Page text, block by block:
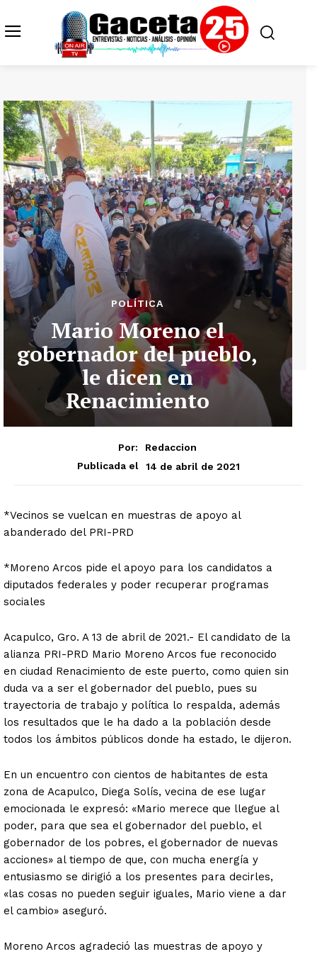
POLÍTICA
Mario Moreno el
gobernador del pueblo,
le dicen en
Renacimiento
Por:
Redaccion
Publicada el
14 de abril de 2021
*Vecinos se vuelcan en muestras de apoyo al
abanderado del PRI-PRD
*Moreno Arcos pide el apoyo para los candidatos a
diputados federales y poder recuperar programas
sociales
Acapulco, Gro. A 13 de abril de 2021.- El candidato de la
alianza PRI-PRD Mario Moreno Arcos fue reconocido
en ciudad Renacimiento de este puerto, como quien sin
duda va a ser el gobernador del pueblo, pues su
trayectoria de trabajo y política lo respalda, además
los resultados que le ha dado a la población desde
todos los ámbitos públicos donde ha estado, le dijeron.
En un encuentro con cientos de habitantes de esta
zona de Acapulco, Diega Solís, vecina de ese lugar
emocionada le expresó: «Mario merece que llegue al
poder, para que sea el gobernador del pueblo, el
gobernador de los pobres, el gobernador de nuevas
acciones» al tiempo de que, con mucha energía y
entusiasmo se dirigió a los presentes para decirles,
«las cosas no pueden seguir iguales, Mario viene a dar
el cambio» aseguró.
Moreno Arcos agradeció las muestras de apoyo y